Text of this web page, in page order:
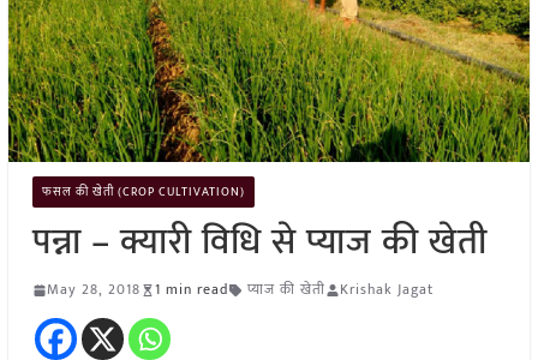
फसल की खेती (CROP CULTIVATION)
पन्ना – क्यारी विधि से प्याज की खेती
May 28, 2018 1 min read प्याज की खेती Krishak Jagat